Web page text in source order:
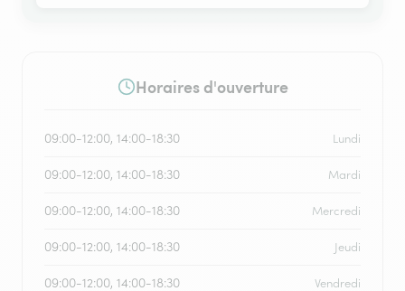
Horaires d'ouverture
09:00-12:00, 14:00-18:30 Lundi
09:00-12:00, 14:00-18:30 Mardi
09:00-12:00, 14:00-18:30 Mercredi
09:00-12:00, 14:00-18:30 Jeudi
09:00-12:00, 14:00-18:30 Vendredi